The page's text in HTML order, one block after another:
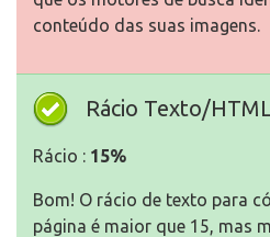
conteúdo das suas imagens.
Rácio Texto/
Rácio : 15%
Bom! O rácio de texto para
página é maior que 15, mas